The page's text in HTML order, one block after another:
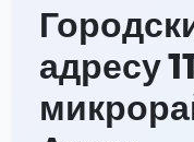
адресу